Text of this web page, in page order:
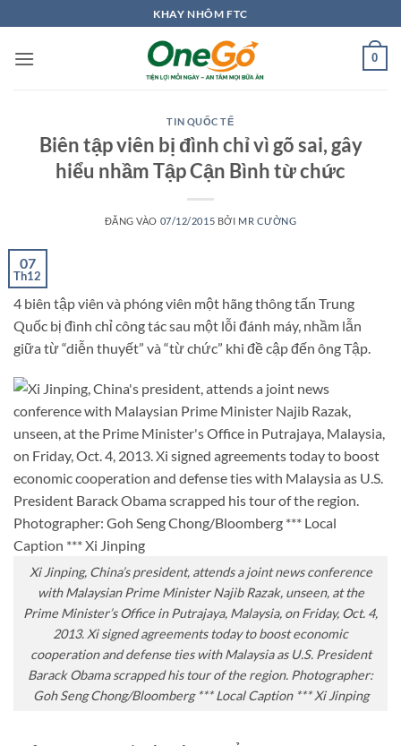
qua
nội
KHAY NHÔM FTC
0
TIN QUỐC TẾ
Biên tập viên bị đình chỉ vì gõ sai, gây
hiểu nhầm Tập Cận Bình từ chức
ĐĂNG VÀO 07/12/2015 BỞI MR CƯỜNG
07
Th12
4 biên tập viên và phóng viên một hãng thông tấn Trung
Quốc bị đình chỉ công tác sau một lỗi đánh máy, nhầm lẫn
giữa từ “diễn thuyết” và “từ chức” khi đề cập đến ông Tập.
Xi Jinping, China’s president, attends a joint news conference
with Malaysian Prime Minister Najib Razak, unseen, at the
Prime Minister’s Office in Putrajaya, Malaysia, on Friday, Oct. 4,
2013. Xi signed agreements today to boost economic
cooperation and defense ties with Malaysia as U.S. President
Barack Obama scrapped his tour of the region. Photographer:
Goh Seng Chong/Bloomberg *** Local Caption *** Xi Jinping